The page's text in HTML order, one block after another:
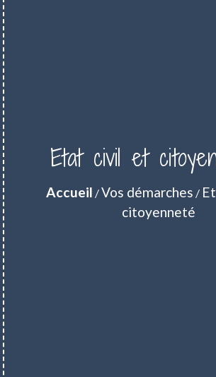
Etat civil et
Accueil /Vos démarches /
citoyenneté